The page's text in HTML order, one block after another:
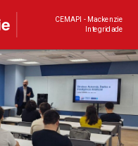
CEMAPI - Mackenzie
Integridade